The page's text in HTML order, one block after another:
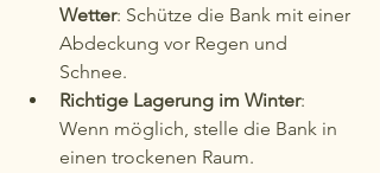
Wetter: Schütze die Bank mit einer
Abdeckung vor Regen und
Schnee.
Richtige Lagerung im Winter:
Wenn möglich, stelle die Bank in
einen trockenen Raum.